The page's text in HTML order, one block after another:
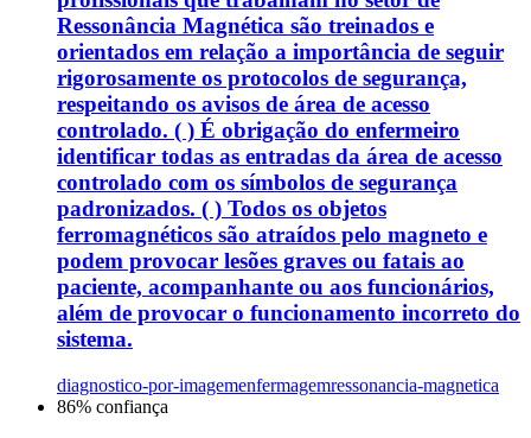
Ressonância Magnética são treinados e
orientados em relação a importância de seguir
rigorosamente os protocolos de segurança,
respeitando os avisos de área de acesso
controlado. ( ) É obrigação do enfermeiro
identificar todas as entradas da área de acesso
controlado com os símbolos de segurança
padronizados. ( ) Todos os objetos
ferromagnéticos são atraídos pelo magneto e
podem provocar lesões graves ou fatais ao
paciente, acompanhante ou aos funcionários,
além de provocar o funcionamento incorreto do
sistema.
diagnostico-por-imagemenfermagemressonancia-magnetica
86% confiança